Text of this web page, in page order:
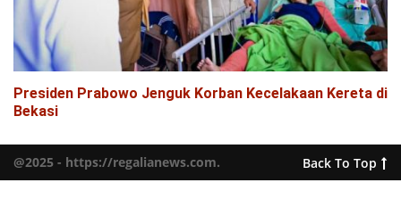
Presiden Prabowo Jenguk Korban Kecelakaan Kereta di
Bekasi
@2025 - https://regalianews.com. Back To Top